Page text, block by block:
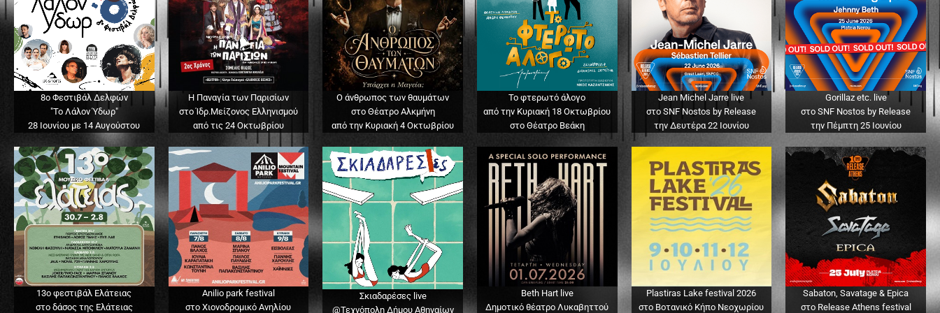
8ο Φεστιβάλ Δελφών
"Το Λάλον Ύδωρ"
28 Ιουνίου με 14 Αυγούστου
Η Παναγία των Παρισίων
στο Ίδρ.Μείζονος Ελληνισμού
από τις 24 Οκτωβρίου
Ο άνθρωπος των θαυμάτων
στο Θέατρο Αλκμήνη
από την Κυριακή 4 Οκτωβρίου
Το φτερωτό άλογο
από την Κυριακή 18 Οκτωβρίου
στο Θέατρο Βεάκη
Jean Michel Jarre live
στο SNF Nostos by Release
την Δευτέρα 22 Ιουνίου
Gorillaz etc. live
στο SNF Nostos by Release
την Πέμπτη 25 Ιουνίου
13o φεστιβάλ Ελάτειας
στο δάσος της Ελάτειας
Anilio park festival
στο Χιονοδρομικό Ανηλίου
Σκιαδαρέσες live
@Τεχνόπολη Δήμου Αθηναίων
Beth Hart live
Δημοτικό θέατρο Λυκαβηττού
Plastiras Lake festival 2026
στο Βοτανικό Κήπο Νεοχωρίου
Sabaton, Savatage & Epica
στο Release Athens festival